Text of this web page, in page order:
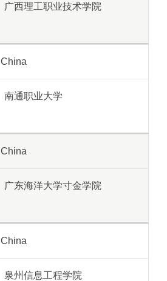
广西理工职业技术学院
China
南通职业大学
China
广东海洋大学寸金学院
China
泉州信息工程学院